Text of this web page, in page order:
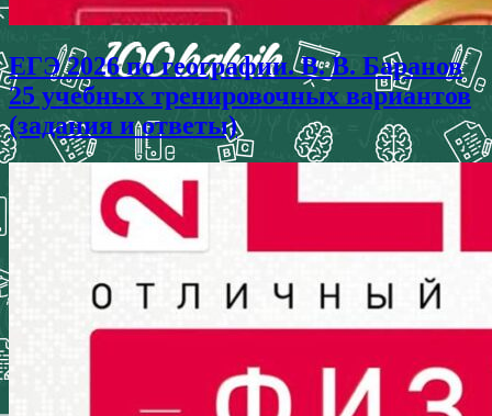
ЕГЭ 2026 по географии. В. В. Баранов
25 учебных тренировочных вариантов
(задания и ответы)